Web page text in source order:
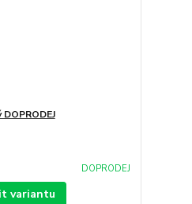
DOPRODEJ
variantu